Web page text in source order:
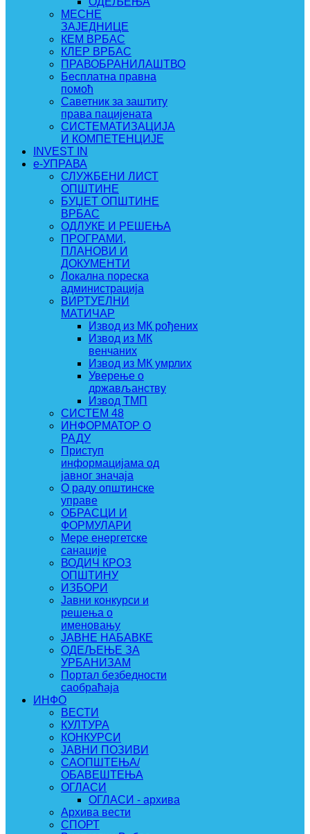
МЕСНЕ
ЗАЈЕДНИЦЕ
КЕМ ВРБАС
КЛЕР ВРБАС
ПРАВОБРАНИЛАШТВО
Бесплатна правна
помоћ
Саветник за заштиту
права пацијената
СИСТЕМАТИЗАЦИЈА
И КОМПЕТЕНЦИЈЕ
INVEST IN
e-УПРАВА
СЛУЖБЕНИ ЛИСТ
ОПШТИНЕ
БУЏЕТ ОПШТИНЕ
ВРБАС
ОДЛУКЕ И РЕШЕЊА
ПРОГРАМИ,
ПЛАНОВИ И
ДОКУМЕНТИ
Локална пореска
администрација
ВИРТУЕЛНИ
МАТИЧАР
Извод из МК рођених
Извод из МК
венчаних
Извод из МК умрлих
Уверење о
држављанству
Извод ТМП
СИСТЕМ 48
ИНФОРМАТОР О
РАДУ
Приступ
информацијама од
јавног значаја
О раду општинске
управе
ОБРАСЦИ И
ФОРМУЛАРИ
Мере енергетске
санације
ВОДИЧ КРОЗ
ОПШТИНУ
ИЗБОРИ
Јавни конкурси и
решења о
именовању
ЈАВНЕ НАБАВКЕ
ОДЕЉЕЊЕ ЗА
УРБАНИЗАМ
Портал безбедности
саобраћаја
ИНФО
ВЕСТИ
КУЛТУРА
КОНКУРСИ
ЈАВНИ ПОЗИВИ
САОПШТЕЊА/
ОБАВЕШТЕЊА
ОГЛАСИ
ОГЛАСИ - архива
Архива вести
СПОРТ